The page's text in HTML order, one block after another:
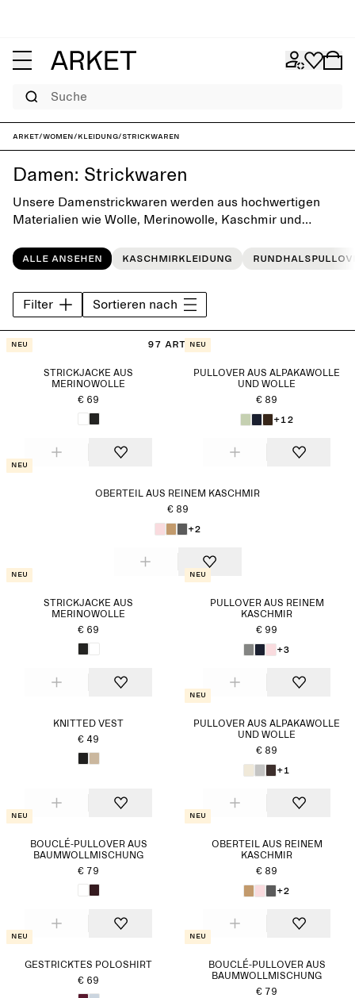
Suche
ARKET/Women/Kleidung/Strickwaren
Damen: Strickwaren
Unsere Damenstrickwaren werden aus hochwertigen
Materialien wie Wolle, Merinowolle, Kaschmir und
klassische Rundhalspullover, elegante
Rollkragenpullover und Strickjacken sowie moderne
Oversize-Modelle. Sie begeistern durch Qualität,
neutrale Farben und eine zeitlose Ästhetik und bilden
Alltagslooks. Kombiniere sie mit Jeans, schicken Hosen
warmer Mantel.
Alle ansehen Kaschmirkleidung
Filter Sortieren nach
97 Artikel
Neu
STRICKJACKE AUS
MERINOWOLLE
€ 69
Neu
PULLOVER AUS ALPAKAWOLLE
UND WOLLE
€ 89
+12
Neu
OBERTEIL AUS REINEM KASCHMIR
€ 89
+2
Neu
STRICKJACKE AUS
MERINOWOLLE
€ 69
Neu
PULLOVER AUS REINEM
KASCHMIR
€ 99
+3
KNITTED VEST
€ 49
Neu
PULLOVER AUS ALPAKAWOLLE
UND WOLLE
€ 89
+1
Neu
BOUCLÉ-PULLOVER AUS
BAUMWOLLMISCHUNG
€ 79
Neu
OBERTEIL AUS REINEM
KASCHMIR
€ 89
+2
Neu
GESTRICKTES POLOSHIRT
€ 69
Neu
BOUCLÉ-PULLOVER AUS
BAUMWOLLMISCHUNG
€ 79